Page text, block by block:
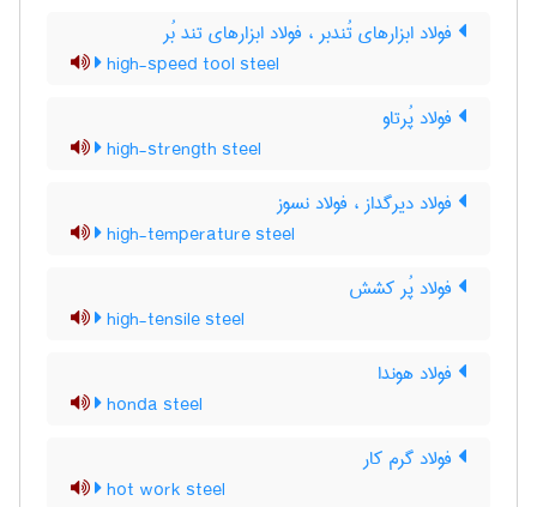
فولاد ابزارهای تُندبر ، فولاد ابزارهای تند بُر
high-speed tool steel
فولاد پُرتاو
high-strength steel
فولاد دیرگداز ، فولاد نسوز
high-temperature steel
فولاد پُر کشش
high-tensile steel
فولاد هوندا
honda steel
فولاد گرم کار
hot work steel